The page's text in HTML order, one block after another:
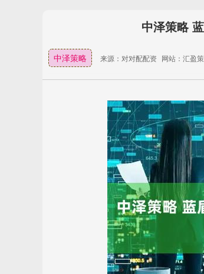
中泽策略
中泽策略 来源：对对配配资 网站：汇盈